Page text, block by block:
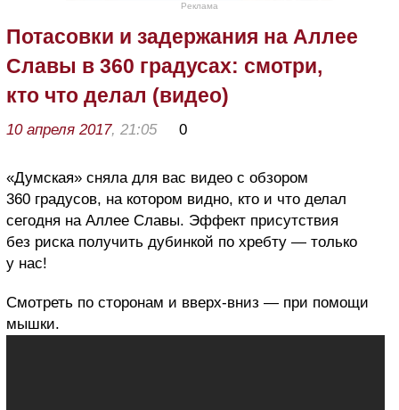
Реклама
Потасовки и задержания на Аллее
Славы в 360 градусах: смотри,
кто что делал (видео)
10 апреля 2017, 21:05 0
«Думская» сняла для вас видео с обзором
360 градусов, на котором видно, кто и что делал
сегодня на Аллее Славы. Эффект присутствия
без риска получить дубинкой по хребту — только
у нас!
Смотреть по сторонам и вверх-вниз — при помощи
мышки.